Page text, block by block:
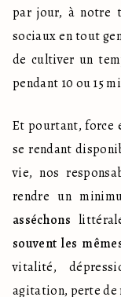
par jour, à notre
sociaux en tout
de cultiver un
pendant 10 ou 15
Et pourtant, force
se rendant
vie, nos
asséchons
souvent les
vitalité,
agitation, perte